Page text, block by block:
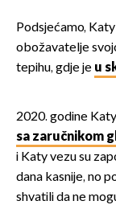
Podsjećamo,
obožavatelje
tepihu, gdje je u
2020. godine
sa zaručnikom
i Katy vezu su
dana kasnije, no
shvatili da ne